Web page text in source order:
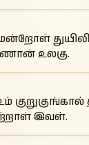
உலகு.
இவள்.